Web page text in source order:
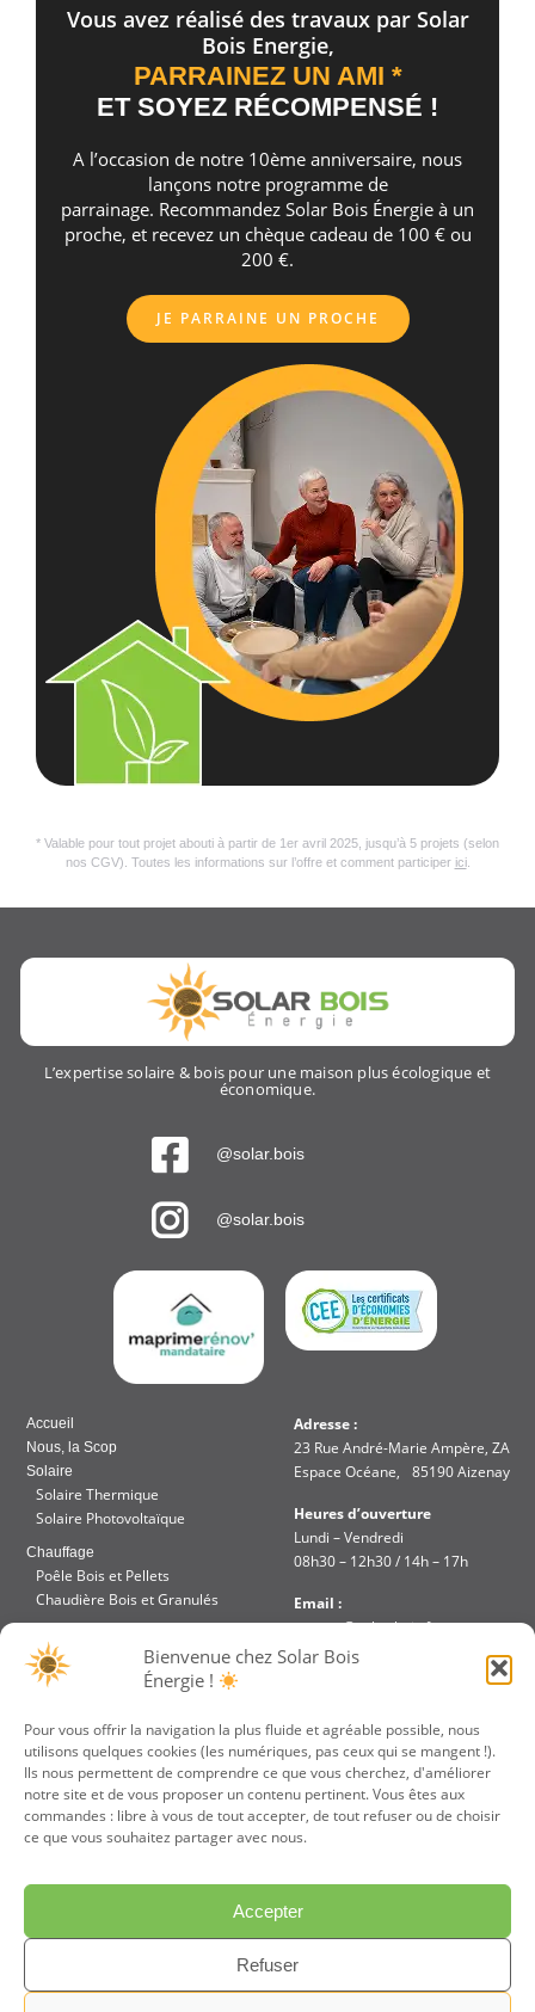
Bienvenue chez Solar Bois
Énergie !
Pour vous offrir la navigation la plus fluide et agréable possible, nous
utilisons quelques cookies (les numériques, pas ceux qui se mangent !).
Ils nous permettent de comprendre ce que vous cherchez, d'améliorer
notre site et de vous proposer un contenu pertinent. Vous êtes aux
commandes : libre à vous de tout accepter, de tout refuser ou de choisir
ce que vous souhaitez partager avec nous.
Accepter
Refuser
Vous avez réalisé des travaux par Solar
Bois Energie,
PARRAINEZ UN AMI *
ET SOYEZ RÉCOMPENSÉ !
A l’occasion de notre 10ème anniversaire, nous
lançons notre programme de
parrainage. Recommandez Solar Bois Énergie à un
proche, et recevez un chèque cadeau de 100 € ou
200 €.
JE PARRAINE UN PROCHE
* Valable pour tout projet abouti à partir de 1er avril 2025, jusqu’à 5 projets (selon
nos CGV). Toutes les informations sur l’offre et comment participer ici.
L’expertise solaire & bois pour une maison plus écologique et
économique.
@solar.bois
@solar.bois
Accueil
Nous, la Scop
Solaire
Solaire Thermique
Solaire Photovoltaïque
Chauffage
Poêle Bois et Pellets
Chaudière Bois et Granulés
Aides et Financements
Accès intranet
Adresse :
23 Rue André-Marie Ampère, ZA
Espace Océane, 85190 Aizenay
Heures d’ouverture
Lundi – Vendredi
08h30 – 12h30 / 14h – 17h
Email :
contact@solar-bois.fr
Téléphone :
JE PARRAINE UN
AMI
VOTRE DEVIS
GRATUIT